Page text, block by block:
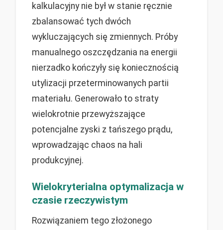
kalkulacyjny nie był w stanie ręcznie
zbalansować tych dwóch
wykluczających się zmiennych. Próby
manualnego oszczędzania na energii
nierzadko kończyły się koniecznością
utylizacji przeterminowanych partii
materiału. Generowało to straty
wielokrotnie przewyższające
potencjalne zyski z tańszego prądu,
wprowadzając chaos na hali
produkcyjnej.
Wielokryterialna optymalizacja w
czasie rzeczywistym
Rozwiązaniem tego złożonego